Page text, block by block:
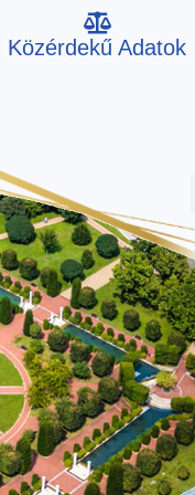
Közérdekű Adatok